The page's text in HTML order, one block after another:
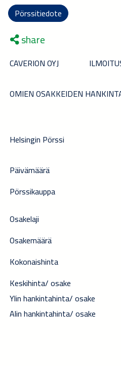
Pörssitiedote
share
CAVERION OYJ
OMIEN OSAKKEIDEN
Helsingin Pörssi
Päivämäärä
Pörssikauppa
Osakelaji
Osakemäärä
Kokonaishinta
Keskihinta/ osake
Ylin hankintahinta/ osake
Alin hankintahinta/ osake